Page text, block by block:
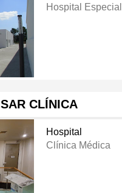
Hospital
SAR CLÍNICA
Hospital
Clínica Médica